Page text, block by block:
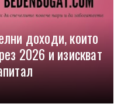
доходи, които
2026 и изискват